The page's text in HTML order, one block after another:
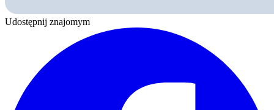
Udostępnij znajomym